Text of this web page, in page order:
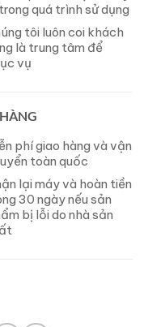
quá trình sử dụng
tôi luôn coi khách
là trung tâm để
vụ
phí giao hàng và vận
toàn quốc
lại máy và hoàn tiền
30 ngày nếu sản
bị lỗi do nhà sản